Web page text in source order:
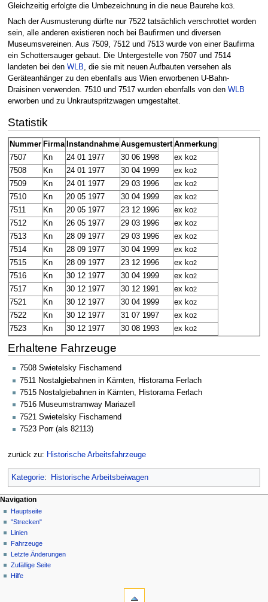
Gleichzeitig erfolgte die Umbezeichnung in die neue Baurehe ko3.
Nach der Ausmusterung dürfte nur 7522 tatsächlich verschrottet worden
sein, alle anderen existieren noch bei Baufirmen und diversen
Museumsvereinen. Aus 7509, 7512 und 7513 wurde von einer Baufirma
ein Schottersauger gebaut. Die Untergestelle von 7507 und 7514
landeten bei den WLB , die sie mit neuen Aufbauten versehen als
Geräteanhänger zu den ebenfalls aus Wien erworbenen U-Bahn-
Draisinen verwenden. 7510 und 7517 wurden ebenfalls von den WLB
erworben und zu Unkrautspritzwagen umgestaltet.
Statistik
Nummer Firma Instandnahme Ausgemustert Anmerkung
7507
Kn 24 01 1977 30 06 1998 ex ko2
7508 Kn 24 01 1977 30 04 1999 ex ko2
7509 Kn 24 01 1977 29 03 1996 ex ko2
7510 Kn 20 05 1977 30 04 1999 ex ko2
7511 Kn 20 05 1977 23 12 1996 ex ko2
7512 Kn 26 05 1977 29 03 1996 ex ko2
7513 Kn 28 09 1977 29 03 1996 ex ko2
7514 Kn 28 09 1977 30 04 1999 ex ko2
7515 Kn 28 09 1977 23 12 1996 ex ko2
7516 Kn 30 12 1977 30 04 1999 ex ko2
7517 Kn 30 12 1977 30 12 1991 ex ko2
7521 Kn 30 12 1977 30 04 1999 ex ko2
7522 Kn 30 12 1977 31 07 1997 ex ko2
7523 Kn 30 12 1977 30 08 1993 ex ko2
Erhaltene Fahrzeuge
7508 Swietelsky Fischamend
7511 Nostalgiebahnen in Kärnten, Historama Ferlach
7515 Nostalgiebahnen in Kärnten, Historama Ferlach
7516 Museumstramway Mariazell
7521 Swietelsky Fischamend
7523 Porr (als 82113)
zurück zu: Historische Arbeitsfahrzeuge
Kategorie: Historische Arbeitsbeiwagen
N
a
v
g
a
Seitenaktionen
Seite
Diskussion
Lesen
Quelltext
anzeigen
Versionsgeschichte
Meine Werkzeuge
Anmelden
Navigation
Hauptseite
"Strecken"
Linien
Fahrzeuge
Letzte Änderungen
Zufällige Seite
Hilfe